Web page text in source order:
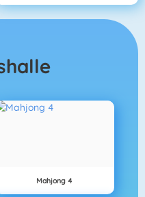
Mahjong 4